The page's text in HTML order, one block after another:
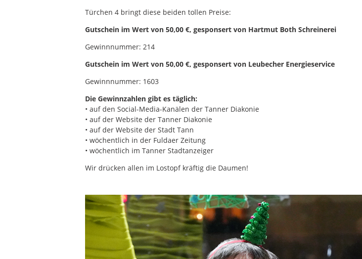
Türchen 4 bringt diese beiden tollen Preise:
Gutschein im Wert von 50,00 €, gesponsert von Hartmut Both Schreinerei
Gewinnnummer: 214
Gutschein im Wert von 50,00 €, gesponsert von Leubecher Energieservice
Gewinnnummer: 1603
Die Gewinnzahlen gibt es täglich:
• auf den Social-Media-Kanälen der Tanner Diakonie
• auf der Website der Tanner Diakonie
• auf der Website der Stadt Tann
• wöchentlich in der Fuldaer Zeitung
• wöchentlich im Tanner Stadtanzeiger
Wir drücken allen im Lostopf kräftig die Daumen!